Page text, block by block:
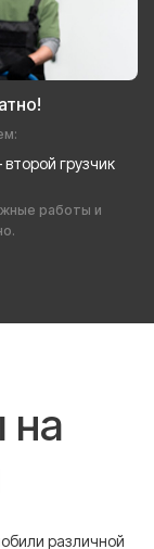
грузчик
работы и
различной